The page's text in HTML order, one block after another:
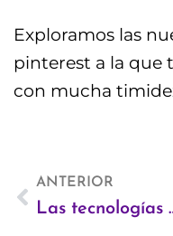
Exploramos las
pinterest a la que
con mucha
AntANTERIOR
Las tecnologías de la